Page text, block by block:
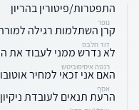
התפטרות/פיטורין בהריון
נופר
קרן השתלמות רגילה
דוד חלבס
לא נדרש ממני לעבוד את
רנטה איסיפוביטש
האם אני זכאי למחיר
אסף
הרעת תנאים לעובדת